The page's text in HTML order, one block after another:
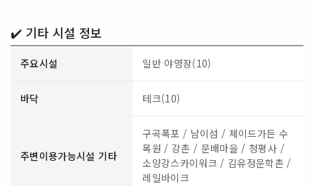
✔️ 기타 시설 정보
주요시설 일반 야영장(10)
바닥 테크(10)
주변이용가능시설 기타
구곡폭포 / 남이섬 / 제이드가든 수
목원 / 강촌 / 문배마을 / 청평사 /
소양강스카이워크 / 김유정문학촌 /
레일바이크